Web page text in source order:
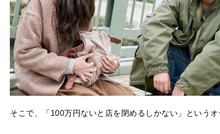
そこで、「100万円ないと店を閉めるしかない」という